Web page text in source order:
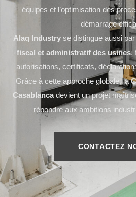
équipes et l’optimisation des
démarrage
Alaq Industry se distingue aussi
fiscal et administratif des usines,
autorisations, certificats,
Grâce à cette approche globale, la
Casablancadevient un projet
répondre aux ambitions
CONTACTEZ